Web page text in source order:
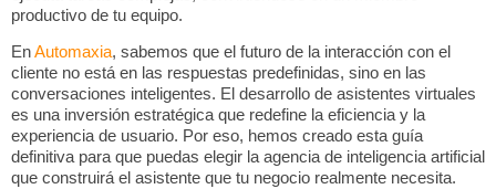
productivo de tu equipo.
EnAutomaxia, sabemos que el futuro de la interacción con el
cliente no está en las respuestas predefinidas, sino en las
conversaciones inteligentes. El desarrollo de asistentes virtuales
es una inversión estratégica que redefine la eficiencia y la
experiencia de usuario. Por eso, hemos creado esta guía
definitiva para que puedas elegir la agencia de inteligencia artificial
que construirá el asistente que tu negocio realmente necesita.